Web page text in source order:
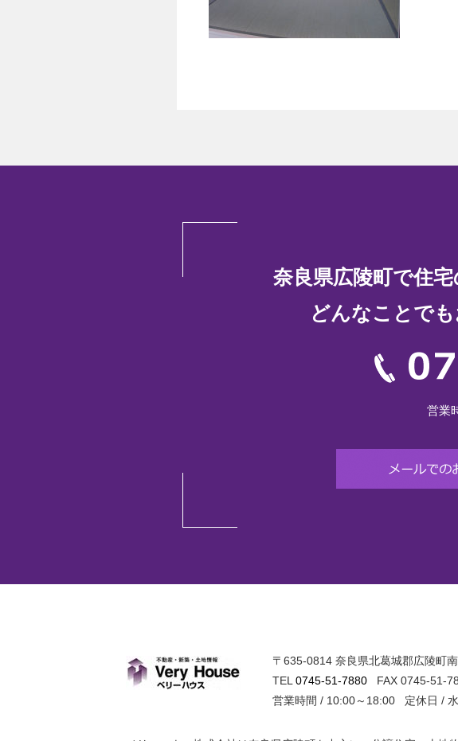
奈良県広陵町で住宅
どんなことで
営業
ベリーハウス
〒635-0814 奈良県北葛城郡広陵町
TEL 0745-51-7880 FAX 0745-51-
営業時間 / 10:00～18:00 定休日 /